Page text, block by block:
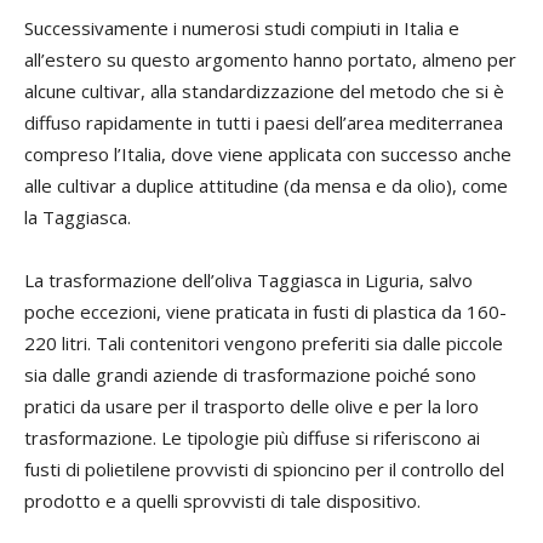
Successivamente i numerosi studi compiuti in Italia e
all’estero su questo argomento hanno portato, almeno per
alcune cultivar, alla standardizzazione del metodo che si è
diffuso rapidamente in tutti i paesi dell’area mediterranea
compreso l’Italia, dove viene applicata con successo anche
alle cultivar a duplice attitudine (da mensa e da olio), come
la Taggiasca.
La trasformazione dell’oliva Taggiasca in Liguria, salvo
poche eccezioni, viene praticata in fusti di plastica da 160-
220 litri. Tali contenitori vengono preferiti sia dalle piccole
sia dalle grandi aziende di trasformazione poiché sono
pratici da usare per il trasporto delle olive e per la loro
trasformazione. Le tipologie più diffuse si riferiscono ai
fusti di polietilene provvisti di spioncino per il controllo del
prodotto e a quelli sprovvisti di tale dispositivo.